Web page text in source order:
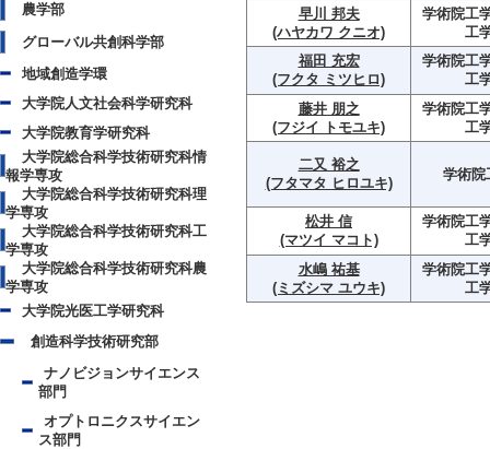
農学部
グローバル共創科学部
地域創造学環
大学院人文社会科学研究科
大学院教育学研究科
大学院総合科学技術研究科情
報学専攻
大学院総合科学技術研究科理
学専攻
大学院総合科学技術研究科工
学専攻
大学院総合科学技術研究科農
学専攻
大学院光医工学研究科
創造科学技術研究部
ナノビジョンサイエンス
部門
オプトロニクスサイエン
ス部門
早川 邦夫
(ハヤカワ クニオ)
学術院工
工
福田 充宏
(フクタ ミツヒロ)
学術院工
工
藤井 朋之
(フジイ トモユキ)
学術院工
工
二又 裕之
(フタマタ ヒロユキ)
学術院
松井 信
(マツイ マコト)
学術院工
工
水嶋 祐基
(ミズシマ ユウキ)
学術院工
工